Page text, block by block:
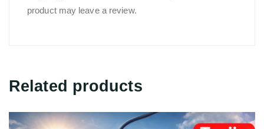
product may leave a review.
Related products